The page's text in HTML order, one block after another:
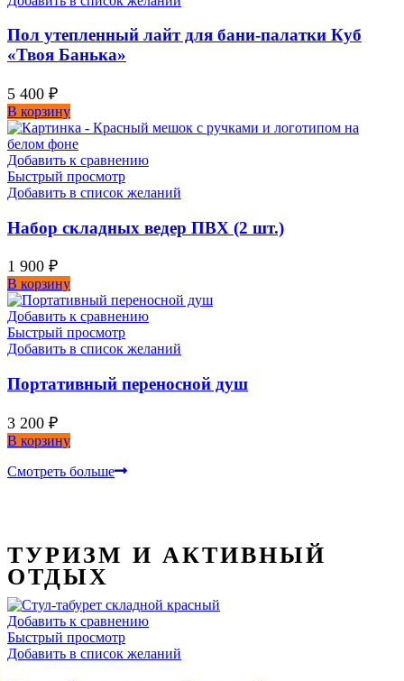
Пол утепленный лайт для бани-палатки Куб
«Твоя Банька»
5 400 ₽
В корзину
Добавить к сравнению
Быстрый просмотр
Добавить в список желаний
Набор складных ведер ПВХ (2 шт.)
1 900 ₽
В корзину
Добавить к сравнению
Быстрый просмотр
Добавить в список желаний
Портативный переносной душ
3 200 ₽
В корзину
Смотреть больше
ТУРИЗМ И АКТИВНЫЙ
ОТДЫХ
Добавить к сравнению
Быстрый просмотр
Добавить в список желаний